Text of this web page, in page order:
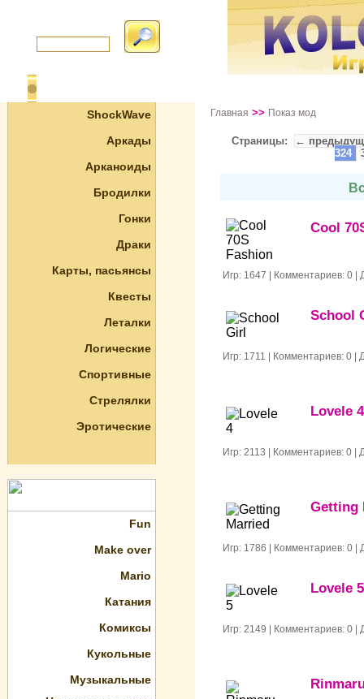
ShockWave
Аркады
Арканоиды
Бродилки
Гонки
Драки
Карты, пасьянсы
Квесты
Леталки
Логические
Спортивные
Стрелялки
Эротические
Fun
Make over
Mario
Катания
Комиксы
Кукольные
Музыкальные
Главная >> Показ мод
Страницы:
←
324
Cool
Игр: 1647 | Комментариев: 0
School
Игр: 1711 | Комментариев: 0
Lovele 4
Игр: 2113 | Комментариев: 0
Getting
Игр: 1786 | Комментариев: 0
Lovele 5
Игр: 2149 | Комментариев: 0